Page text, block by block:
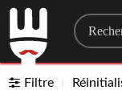
Filtre